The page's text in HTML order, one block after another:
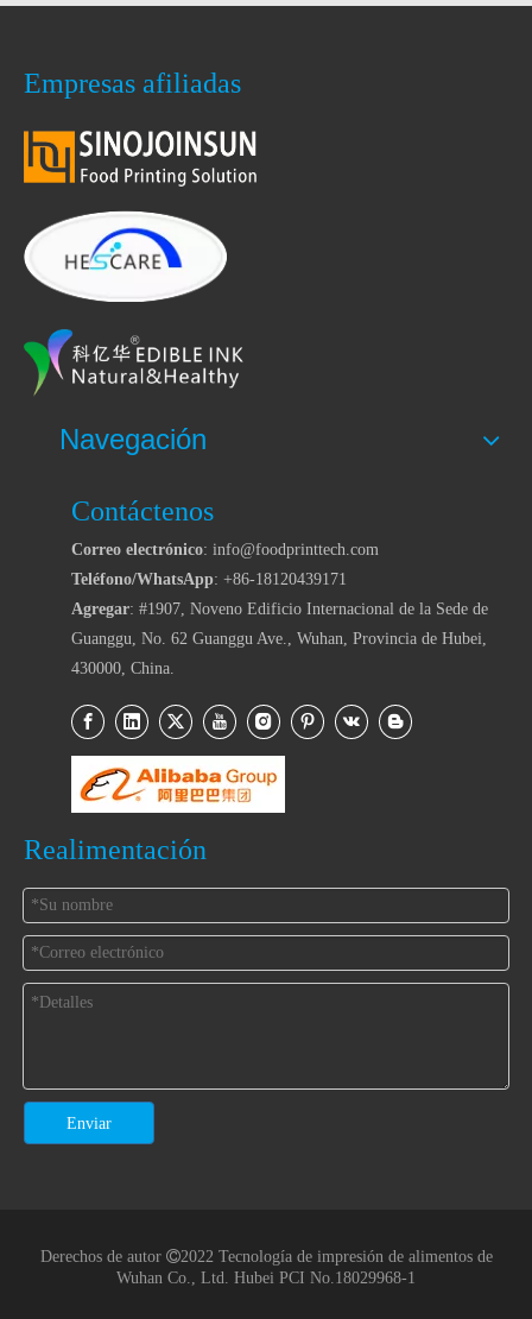
Empresas afiliadas
Navegación
Contáctenos
Correo electrónico: info@foodprinttech.com
Teléfono/WhatsApp: +86-18120439171
Agregar: #1907, Noveno Edificio Internacional de la Sede de
Guanggu, No. 62 Guanggu Ave., Wuhan, Provincia de Hubei,
430000, China.
Realimentación
Enviar
Derechos de autor 2022 Tecnología de impresión de alimentos de
Wuhan Co., Ltd. Hubei PCI No.18029968-1